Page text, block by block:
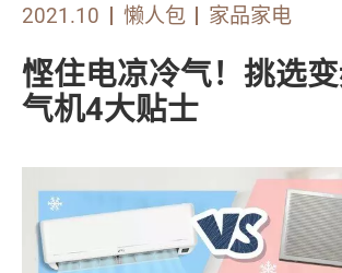
2021.10 懒人包 家品家电
悭住电凉冷气！挑选
气机4大贴士